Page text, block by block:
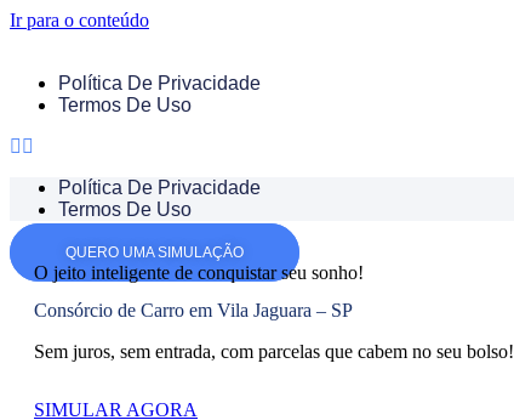
Ir para o conteúdo
Política De Privacidade
Termos De Uso
Política De Privacidade
Termos De Uso
QUERO UMA SIMULAÇÃO
O jeito inteligente de conquistar seu sonho!
Consórcio de Carro em Vila Jaguara – SP
Sem juros, sem entrada, com parcelas que cabem no seu bolso!
SIMULAR AGORA